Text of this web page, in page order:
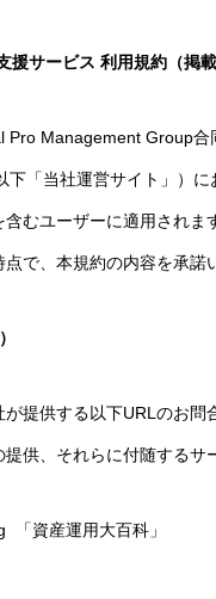
援サービス 利用規約（掲
Pro Management Group
下「当社運営サイト」）
含むユーザーに適用され
で、本規約の内容を承諾
提供する以下URLのお
供、それらに付随するサ
「資産運用大百科」